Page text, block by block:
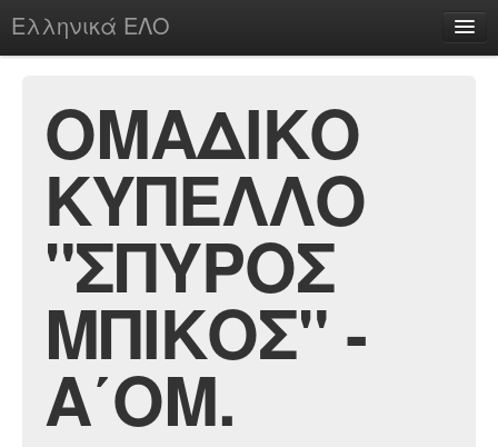
Ελληνικά ΕΛΟ
chesstu.be @ discord
Login
ΟΜΑΔΙΚΟ
ΚΥΠΕΛΛΟ
"ΣΠΥΡΟΣ
ΜΠΙΚΟΣ" -
Α΄ΟΜ.